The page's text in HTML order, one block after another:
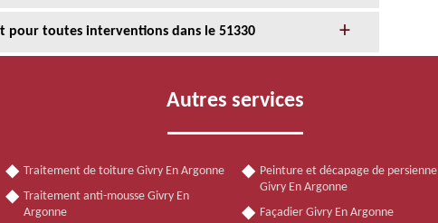
pour toutes interventions dans le 51330
Autres services
Traitement de toiture Givry En Argonne
Traitement anti-mousse Givry En
Argonne
Peinture et décapage de persienne
Givry En Argonne
Façadier Givry En Argonne